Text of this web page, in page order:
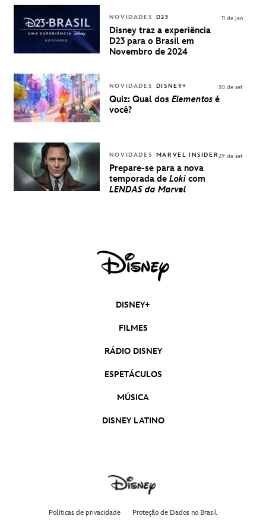
INGRESSOS
PARA A D23
BRASIL -
UMA
DISNEY
NOVIDADES D23
Disney traz a experiência
D23 para o Brasil em
Novembro de 2024
11 de jan
NOVIDADES DISNEY+
Quiz: Qual dos Elementos é
você?
30 de set
NOVIDADES MARVEL INSIDER
Prepare-se para a nova
temporada de Loki com
LENDAS da Marvel
29 de set
DISNEY+
FILMES
RÁDIO DISNEY
ESPETÁCULOS
MÚSICA
DISNEY LATINO
Políticas de privacidade Proteção de Dados no Brasil